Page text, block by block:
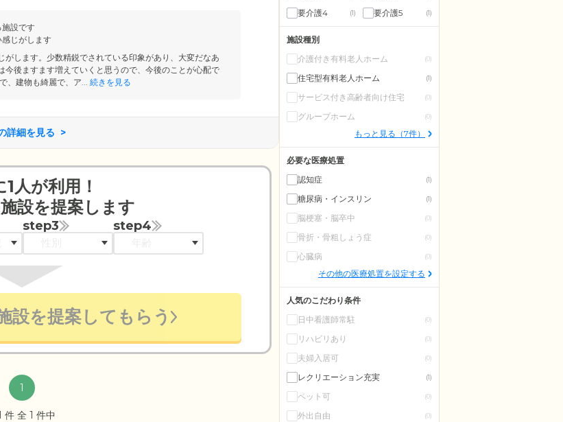
す。プライベートな時間を大切に、ゆったりくつろ
施設です
じがします
がします。少数精鋭でされている印象があり、大変だなあ
今後ますます増えていくと思うので、今後のことが心配で
、建物も綺麗で、ア...
続きを見る
詳細を見る
人が利用！
設を提案します
step3 step4
設を提案してもらう
1
件 全 1 件中
要介護4 (1) 要介護5 (1)
施設種別
介護付き有料老人ホーム
(0)
住宅型有料老人ホーム (1)
サービス付き高齢者向け住宅 (0)
グループホーム (0)
もっと見る（7件）
必要な医療処置
認知症
(1)
糖尿病・インスリン (1)
脳梗塞・脳卒中 (0)
骨折・骨粗しょう症 (0)
心臓病 (0)
その他の医療処置を設定する
人気のこだわり条件
日中看護師常駐
(0)
リハビリあり (0)
夫婦入居可 (0)
レクリエーション充実 (1)
ペット可 (0)
外出自由 (0)